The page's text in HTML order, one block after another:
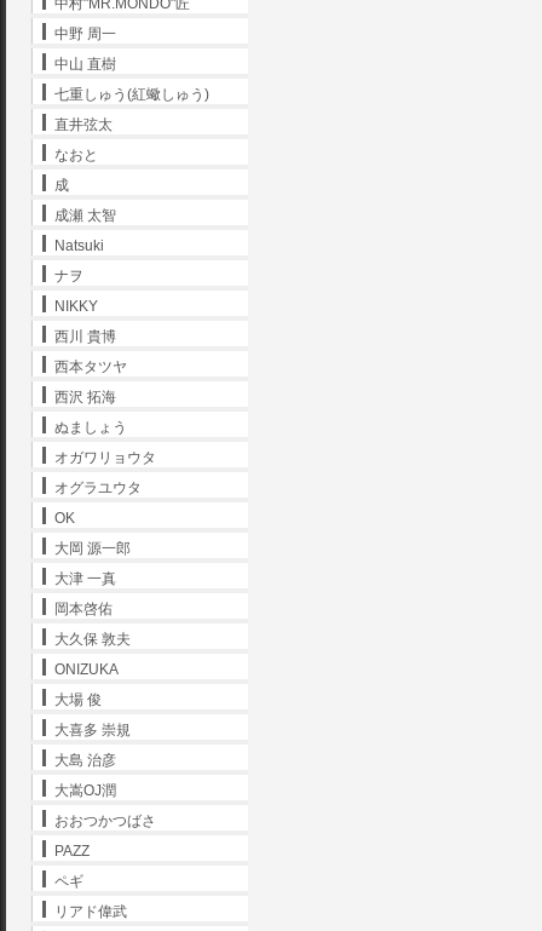
中村"MR.MONDO"匠
中野 周一
中山 直樹
七重しゅう(紅蠍しゅう)
直井弦太
なおと
成
成瀬 太智
Natsuki
ナヲ
NIKKY
西川 貴博
西本タツヤ
西沢 拓海
ぬましょう
オガワリョウタ
オグラユウタ
OK
大岡 源一郎
大津 一真
岡本啓佑
大久保 敦夫
ONIZUKA
大場 俊
大喜多 崇規
大島 治彦
大嵩OJ潤
おおつかつばさ
PAZZ
ペギ
リアド偉武